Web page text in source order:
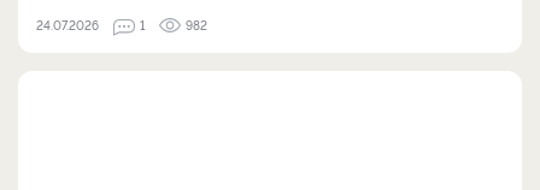
24.07.2026 1 982